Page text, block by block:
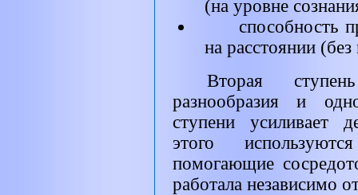
(на уровне
способность
на расстоянии
Вторая
разнообразия и
ступени усиливает
этого
помогающие
работала независимо